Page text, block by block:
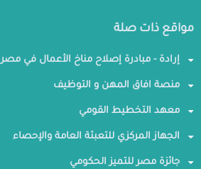
مواقع ذات صلة
إرادة - مبادرة إصلاح مناخ الأعمال في مصر
منصة افاق المهن و التوظيف
معهد التخطيط القومي
الجهاز المركزي للتعبئة العامة والإحصاء
جائزة مصر للتميز الحكومي